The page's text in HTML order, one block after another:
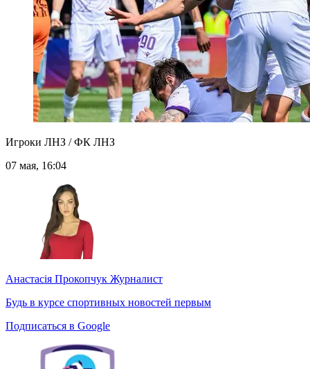
Игроки ЛНЗ / ФК ЛНЗ
07 мая, 16:04
Анастасія Прокопчук Журналист
Будь в курсе спортивных новостей первым
Подписаться в Google